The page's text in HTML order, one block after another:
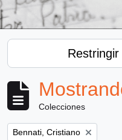
Colecciones
Remove filter:
Bennati, Cristiano